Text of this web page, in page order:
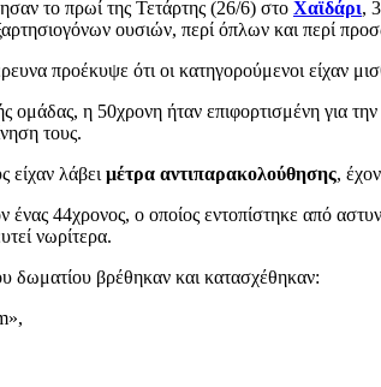
το πρωί της Τετάρτης (26/6) στο Χαϊδάρι,
ουσιών, περί όπλων και περί
προέκυψε ότι οι κατηγορούμενοι είχαν
η 50χρονη ήταν επιφορτισμένη για
τους.
είχαν λάβει μέτρα αντιπαρακολούθησης,
ένας 44χρονος, ο οποίος εντοπίστηκε από
νωρίτερα.
δωματίου βρέθηκαν και κατασχέθηκαν: